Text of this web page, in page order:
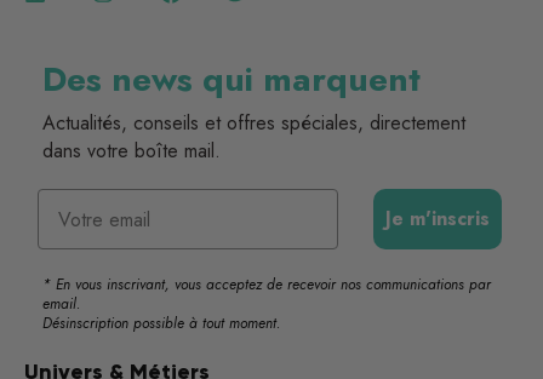
Des news qui marquent
Actualités, conseils et offres spéciales, directement
dans votre boîte mail.
Je m'inscris
* En vous inscrivant, vous acceptez de recevoir nos communications par
email.
Désinscription possible à tout moment.
Univers & Métiers